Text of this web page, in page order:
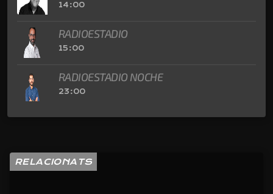
14:00
RADIOESTADIO
15:00
RADIOESTADIO NOCHE
23:00
RELACIONATS